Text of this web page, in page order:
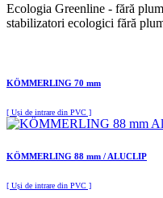
Ecologia Greenline - fără
stabilizatori ecologici fără
KÖMMERLING 70 mm
[ Uși de intrare din PVC ]
KÖMMERLING 88 mm / ALUCLIP
[ Uși de intrare din PVC ]